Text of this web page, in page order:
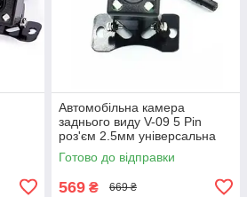
Автомобільна камера
заднього виду V-09 5 Pin
роз'єм 2.5мм універсальна
Готово до відправки
569 ₴ 669 ₴